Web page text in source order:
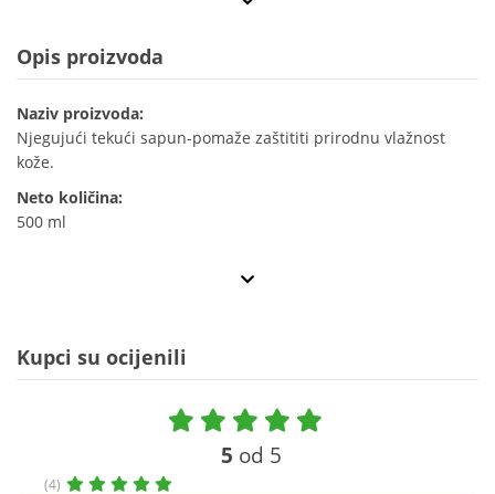
Opis proizvoda
Naziv proizvoda:
Njegujući tekući sapun-pomaže zaštititi prirodnu vlažnost
kože.
Neto količina:
500 ml
Kupci su ocijenili
5 od 5
(4)